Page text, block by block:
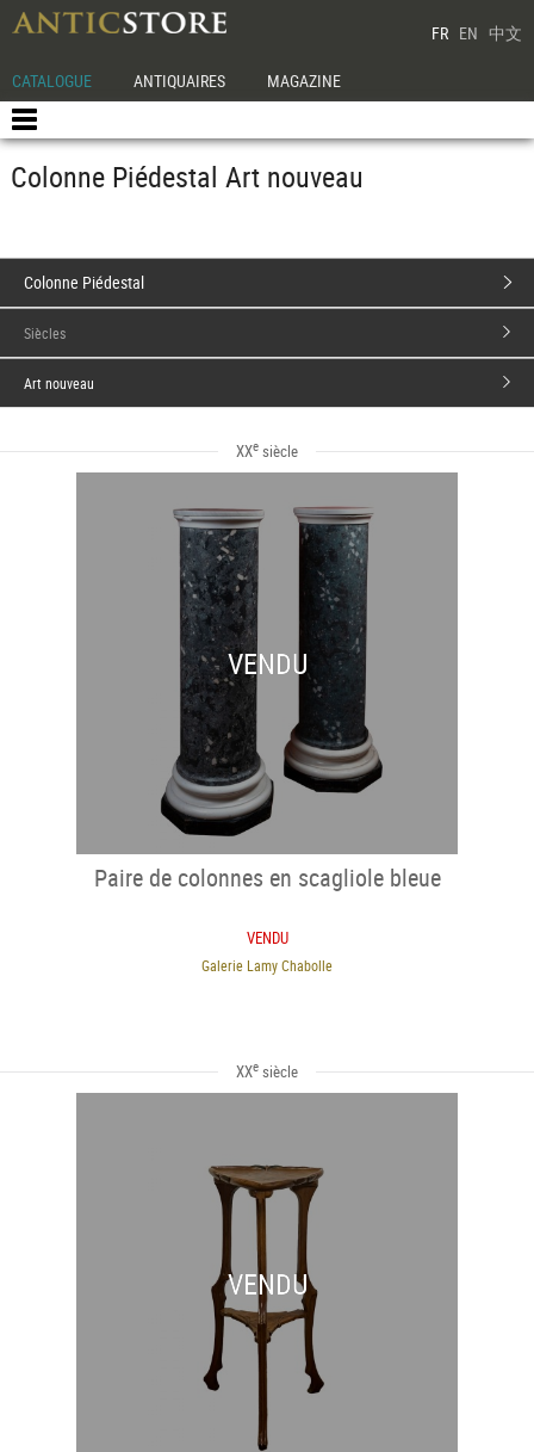
FR EN 中文
CATALOGUE ANTIQUAIRES MAGAZINE
Colonne Piédestal Art nouveau
Colonne Piédestal
Siècles
Art nouveau
XXe siècle
VENDU
Paire de colonnes en scagliole bleue
VENDU
Galerie Lamy Chabolle
XXe siècle
VENDU